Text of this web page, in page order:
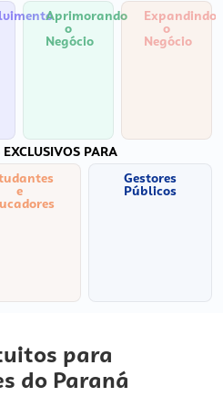
Aprimorando
o
Negócio
Expandindo
o
Negócio
PARA
e
Gestores
Públicos
para
do Paraná